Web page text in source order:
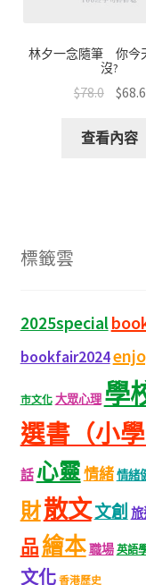
林夕一念隨筆 你今
沒?
$78.0 $68.6
查看內容
標籤雲
2025special
bookfair2024
市文化 大眾心理 學
選書（小學
話 心靈情緒情緒
財散文文創 旅
品繪本職場 英語
文化 香港歷史